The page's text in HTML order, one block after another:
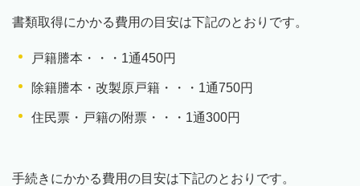
書類取得にかかる費用の目安は下記のとおりです。
戸籍謄本・・・1通450円
除籍謄本・改製原戸籍・・・1通750円
住民票・戸籍の附票・・・1通300円
手続きにかかる費用の目安は下記のとおりです。